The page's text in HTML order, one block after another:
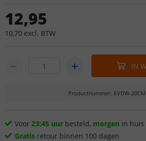
12,95
10,70 excl. BTW
IN
Productnummer: KVDW-
Voor 23:45 uur besteld, morgen in huis
Gratis retour binnen 100 dagen